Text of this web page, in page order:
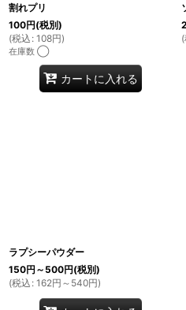
割れプリ
100円(税別)
(税込 : 108円)
在庫数 ◯
カートに入れる
(
ラプシーパウダー
150円 ～500円(税別)
(税込 : 162円 ～540円)